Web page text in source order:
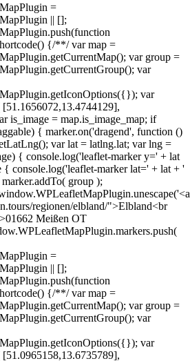
=
|| [];
{/**/ var map =
var group =
var
var
is_image = map.is_image_map; if
{ marker.on('dragend', function ()
var lat = latlng.lat; var lng =
{ console.log('leaflet-marker y=' + lat
console.log('leaflet-marker lat=' + lat + '
group );
regionen/elbland/">Elbland<br
Meißen OT
=
|| [];
{/**/ var map =
var group =
var
var